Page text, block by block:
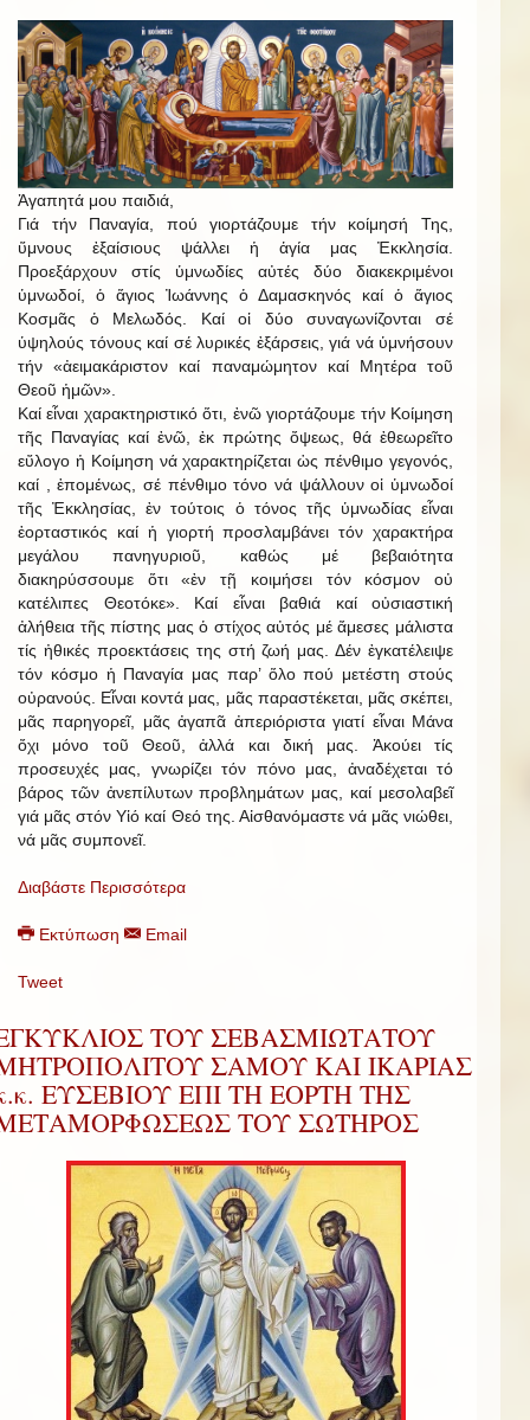
Ἀγαπητά μου παιδιά,
Γιά τήν Παναγία, πού γιορτάζουμε τήν κοίμησή Της,
ὕμνους ἐξαίσιους ψάλλει ἡ ἁγία μας Ἐκκλησία.
Προεξάρχουν στίς ὑμνωδίες αὐτές δύο διακεκριμένοι
ὑμνωδοί, ὁ ἅγιος Ἰωάννης ὁ Δαμασκηνός καί ὁ ἅγιος
Κοσμᾶς ὁ Μελωδός. Καί οἱ δύο συναγωνίζονται σέ
ὑψηλούς τόνους καί σέ λυρικές ἐξάρσεις, γιά νά ὑμνήσουν
τήν «ἀειμακάριστον καί παναμώμητον καί Μητέρα τοῦ
Θεοῦ ἡμῶν».
Καί εἶναι χαρακτηριστικό ὅτι, ἐνῶ γιορτάζουμε τήν Κοίμηση
τῆς Παναγίας καί ἐνῶ, ἐκ πρώτης ὄψεως, θά ἐθεωρεῖτο
εὔλογο ἡ Κοίμηση νά χαρακτηρίζεται ὡς πένθιμο γεγονός,
καί , ἑπομένως, σέ πένθιμο τόνο νά ψάλλουν οἱ ὑμνωδοί
τῆς Ἐκκλησίας, ἐν τούτοις ὁ τόνος τῆς ὑμνωδίας εἶναι
ἑορταστικός καί ἡ γιορτή προσλαμβάνει τόν χαρακτήρα
μεγάλου πανηγυριοῦ, καθώς μέ βεβαιότητα
διακηρύσσουμε ὅτι «ἐν τῇ κοιμήσει τόν κόσμον οὐ
κατέλιπες Θεοτόκε». Καί εἶναι βαθιά καί οὐσιαστική
ἀλήθεια τῆς πίστης μας ὁ στίχος αὐτός μέ ἄμεσες μάλιστα
τίς ἠθικές προεκτάσεις της στή ζωή μας. Δέν ἐγκατέλειψε
τόν κόσμο ἡ Παναγία μας παρ’ ὅλο πού μετέστη στούς
οὐρανούς. Εἶναι κοντά μας, μᾶς παραστέκεται, μᾶς σκέπει,
μᾶς παρηγορεῖ, μᾶς ἀγαπᾶ ἀπεριόριστα γιατί εἶναι Μάνα
ὄχι μόνο τοῦ Θεοῦ, ἀλλά και δική μας. Ἀκούει τίς
προσευχές μας, γνωρίζει τόν πόνο μας, ἀναδέχεται τό
βάρος τῶν ἀνεπίλυτων προβλημάτων μας, καί μεσολαβεῖ
γιά μᾶς στόν Υἱό καί Θεό της. Αἰσθανόμαστε νά μᾶς νιώθει,
νά μᾶς συμπονεῖ.
Διαβάστε Περισσότερα
Εκτύπωση Email
Tweet
ΤΟΥ ΣΕΒΑΣΜΙΩΤΑΤΟΥ
ΣΑΜΟΥ ΚΑΙ ΙΚΑΡΙΑΣ
ΕΥΣΕΒΙΟΥ ΕΠΙ ΤΗ ΕΟΡΤΗ ΤΗΣ
ΤΟΥ ΣΩΤΗΡΟΣ